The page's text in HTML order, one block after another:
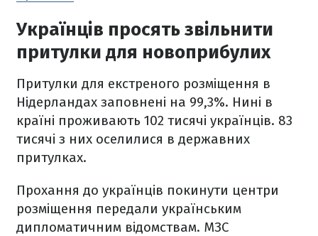
Українців просять звільнити
притулки для новоприбулих
Притулки для екстреного розміщення в
Нідерландах заповнені на 99,3%. Нині в
країні проживають 102 тисячі українців. 83
тисячі з них оселилися в державних
притулках.
Прохання до українців покинути центри
розміщення передали українським
дипломатичним відомствам. МЗС